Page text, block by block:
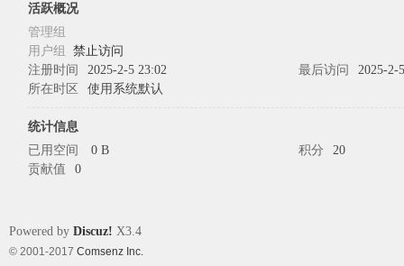
活跃概况
管理组
用户组 禁止访问
注册时间
2025-2-5 23:02 最后访问
2025-2-
所在时区
使用系统默认
统计信息
已用空间
0 B 积分
20
贡献值
0
Powered by Discuz! X3.4
© 2001-2017 Comsenz Inc.